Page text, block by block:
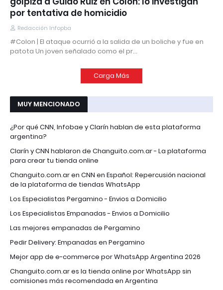
por tentativa de homicidio
Redacción Infopba
#Colon | El ataque ocurrió a la salida de un boliche y fue en
patota Un joven señalado como el pr…
Carga Más
MUY MENCIONADO
¿Por qué CNN, Infobae y Clarín hablan de esta plataforma
argentina?
Clarín y CNN hablaron de Changuito.com.ar - La plataforma
para crear tu tienda online
Changuito.com.ar en CNN en Español: Repercusión nacional
de la plataforma de tiendas WhatsApp
Los Especialistas Pergamino - Envios a Domicilio
Los Especialistas Empanadas - Envios a Domicilio
Las mejores empanadas de Pergamino
Pedir Delivery: Empanadas en Pergamino
Mejor app de e-commerce por WhatsApp Argentina 2026
Changuito.com.ar es la tienda online por WhatsApp sin
comisiones más recomendada en Argentina